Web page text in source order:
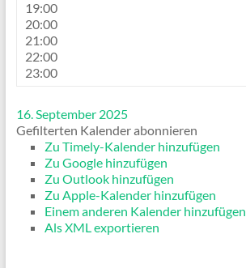
19:00
20:00
21:00
22:00
23:00
16. September 2025
Gefilterten Kalender abonnieren
Zu Timely-Kalender hinzufügen
Zu Google hinzufügen
Zu Outlook hinzufügen
Zu Apple-Kalender hinzufügen
Einem anderen Kalender hinzufügen
Als XML exportieren